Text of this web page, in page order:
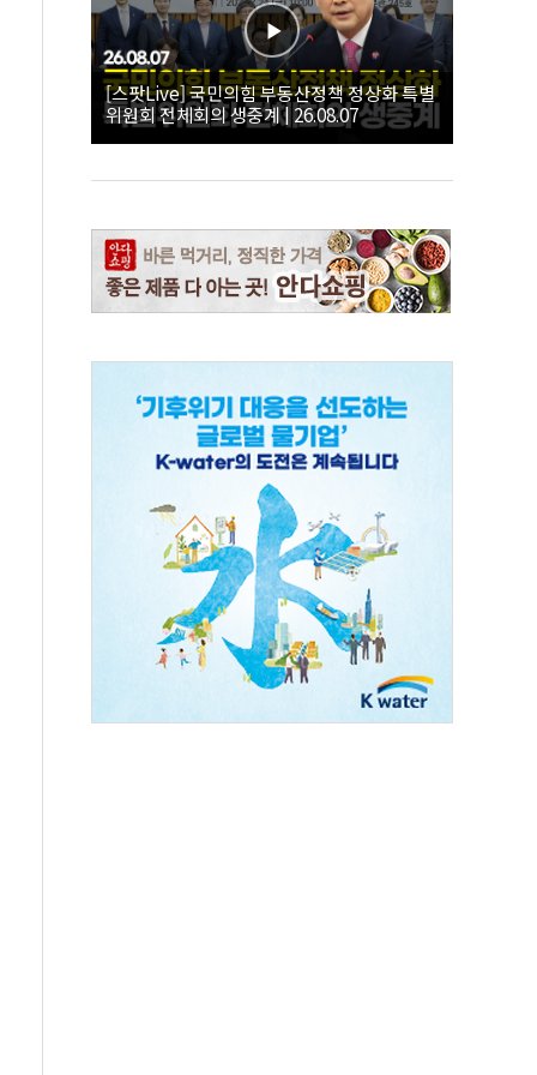
[스팟Live] 국민의힘 부동산정책 정상화 특별
위원회 전체회의 생중계 | 26.08.07